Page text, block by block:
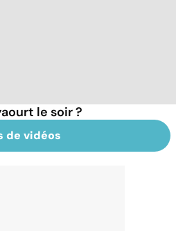
le soir ?
de vidéos